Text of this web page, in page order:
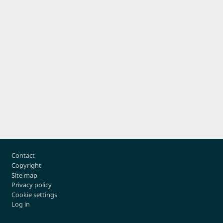
Footer
Contact
Copyright
Site map
Privacy policy
Cookie settings
Log in